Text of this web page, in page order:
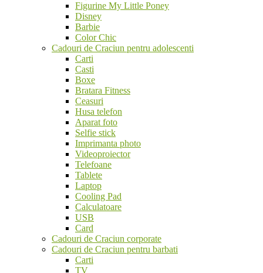
Figurine My Little Poney
Disney
Barbie
Color Chic
Cadouri de Craciun pentru adolescenti
Carti
Casti
Boxe
Bratara Fitness
Ceasuri
Husa telefon
Aparat foto
Selfie stick
Imprimanta photo
Videoproiector
Telefoane
Tablete
Laptop
Cooling Pad
Calculatoare
USB
Card
Cadouri de Craciun corporate
Cadouri de Craciun pentru barbati
Carti
TV